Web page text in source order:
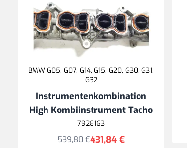
BMW G05, G07, G14, G15, G20, G30, G31,
G32
Instrumentenkombination
High Kombiinstrument Tacho
7928163
431,84 €
539,80 €